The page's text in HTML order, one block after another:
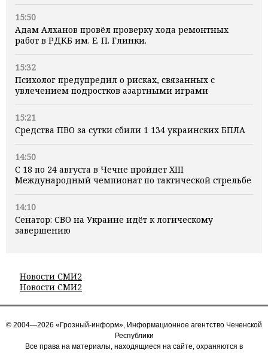
15:50
Адам Алханов провёл проверку хода ремонтных
работ в РДКБ им. Е. П. Глинки.
15:32
Психолог предупредил о рисках, связанных с
увлечением подростков азартными играми
15:21
Средства ПВО за сутки сбили 1 134 украинских БПЛА
14:50
С 18 по 24 августа в Чечне пройдет XIII
Международный чемпионат по тактической стрельбе
14:10
Сенатор: СВО на Украине идёт к логическому
завершению
Новости СМИ2
Новости СМИ2
© 2004—2026 «Грозный-информ», Информационное агентство Чеченской
Республики
Все права на материалы, находящиеся на сайте, охраняются в